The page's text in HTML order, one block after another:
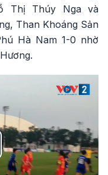
Thị Thúy Nga và
Than Khoáng Sản
Hà Nam 1-0 nhờ